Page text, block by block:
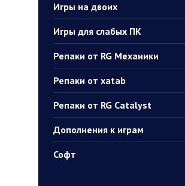
Игры на двоих
Игры для слабых ПК
Репаки от RG Механики
Репаки от xatab
Репаки от RG Catalyst
Дополнения к играм
Софт